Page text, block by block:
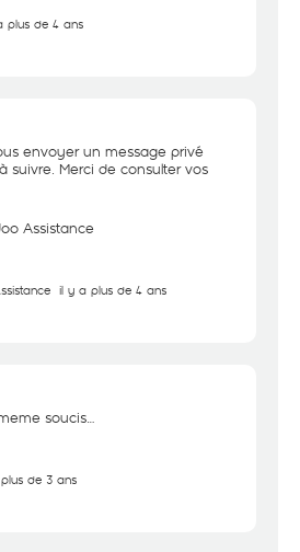
plus de 4 ans
envoyer un message privé
suivre. Merci de consulter vos
Assistance
il y a plus de 4 ans
soucis…
de 3 ans